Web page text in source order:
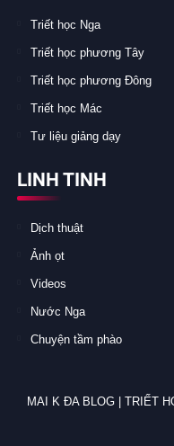
Triết học Nga
Triết học phương Tây
Triết học phương Đông
Triết học Mác
Tư liệu giảng dạy
LINH TINH
Dịch thuật
Ảnh ọt
Videos
Nước Nga
Chuyện tầm phào
MAI K ĐA BLOG | TRIẾT